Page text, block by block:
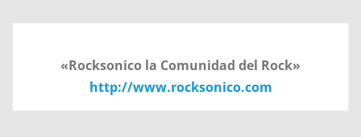
«Rocksonico la Comunidad del Rock»
http://www.rocksonico.com